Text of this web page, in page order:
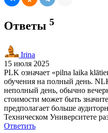
Ответы 5
Irina
15 июля 2025
PLK означает «pilna laika
обучения на полный день.
неполный день, обычно
стоимости может быть
предполагает больше
Техническом Университете
Ответить